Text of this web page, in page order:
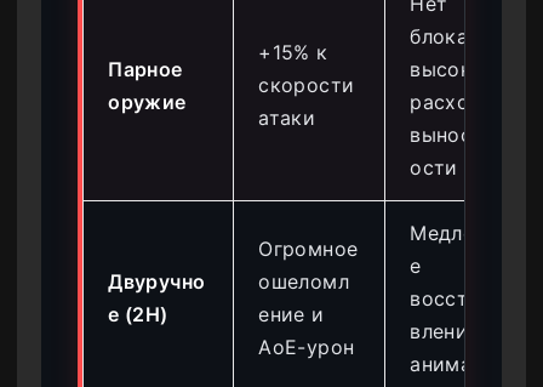
Парное
оружие
+15% к
скорости
атаки
блока,
высокий
расход
вынослив
ости
Двуручно
е (2H)
Огромное
ошеломл
ение и
AoE-урон
Медленно
е
восстано
вление
анимаций